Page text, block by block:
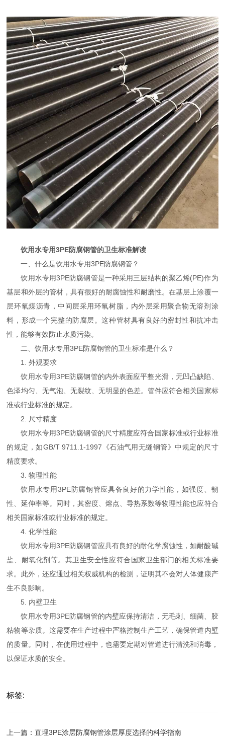
饮用水专用3PE防腐钢管的卫生标准解读
一、什么是饮用水专用3PE防腐钢管？
饮用水专用3PE防腐钢管是一种采用三层结构的聚乙烯(PE)作为
基层和外层的管材，具有很好的耐腐蚀性和耐磨性。在基层上涂覆一
层环氧煤沥青，中间层采用环氧树脂，内外层采用聚合物无溶剂涂
料，形成一个完整的防腐层。这种管材具有良好的密封性和抗冲击
性，能够有效防止水质污染。
二、饮用水专用3PE防腐钢管的卫生标准是什么？
1. 外观要求
饮用水专用3PE防腐钢管的内外表面应平整光滑，无凹凸缺陷、
色泽均匀、无气泡、无裂纹、无明显的色差。管件应符合相关国家标
准或行业标准的规定。
2. 尺寸精度
饮用水专用3PE防腐钢管的尺寸精度应符合国家标准或行业标准
的规定，如GB/T 9711.1-1997《石油气用无缝钢管》中规定的尺寸
精度要求。
3. 物理性能
饮用水专用3PE防腐钢管应具备良好的力学性能，如强度、韧
性、延伸率等。同时，其密度、熔点、导热系数等物理性能也应符合
相关国家标准或行业标准的规定。
4. 化学性能
饮用水专用3PE防腐钢管应具有良好的耐化学腐蚀性，如耐酸碱
盐、耐氧化剂等。其卫生安全性应符合国家卫生部门的相关标准要
求。此外，还应通过相关权威机构的检测，证明其不会对人体健康产
生不良影响。
5. 内壁卫生
饮用水专用3PE防腐钢管的内壁应保持清洁，无毛刺、细菌、胶
粘物等杂质。这需要在生产过程中严格控制生产工艺，确保管道内壁
的质量。同时，在使用过程中，也需要定期对管道进行清洗和消毒，
以保证水质的安全。
标签:
上一篇：直埋3PE涂层防腐钢管涂层厚度选择的科学指南